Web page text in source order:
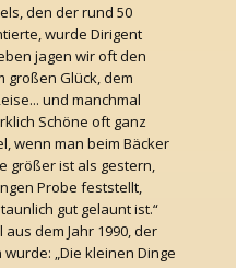
den der rund 50
wurde Dirigent
jagen wir oft den
großen Glück, dem
und manchmal
Schöne oft ganz
wenn man beim Bäcker
größer ist als gestern,
Probe feststellt,
gut gelaunt ist.“
dem Jahr 1990, der
„Die kleinen Dinge